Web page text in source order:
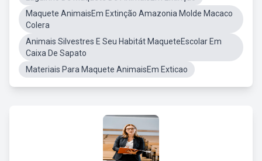
Maquete AnimaisEm Extinção Amazonia Molde Macaco
Colera
Animais Silvestres E Seu Habitát MaqueteEscolar Em
Caixa De Sapato
Materiais Para Maquete AnimaisEm Exticao